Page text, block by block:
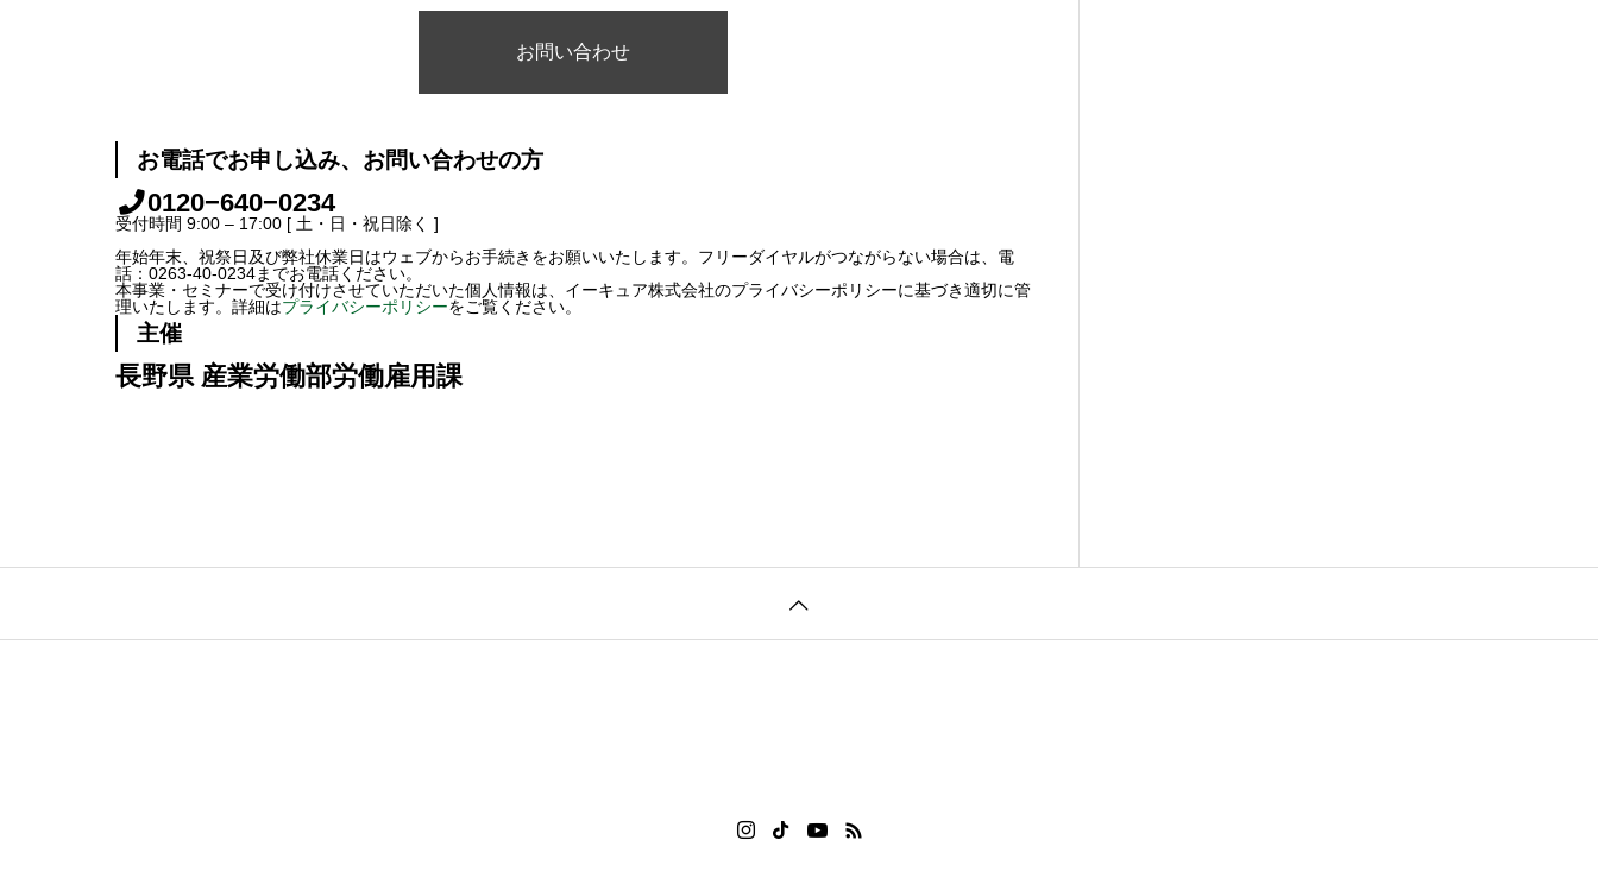
お問い合わせ
お電話でお申し込み、お問い合わせの方
0120−640−0234
受付時間 9:00 – 17:00 [ 土・日・祝日除く ]
年始年末、祝祭日及び弊社休業日はウェブからお手続きをお願いいたします。フリーダイヤルがつながらない場合は、電
話：0263-40-0234までお電話ください。
本事業・セミナーで受け付けさせていただいた個人情報は、イーキュア株式会社のプライバシーポリシーに基づき適切に管
理いたします。詳細はプライバシーポリシーをご覧ください。
主催
長野県 産業労働部労働雇用課